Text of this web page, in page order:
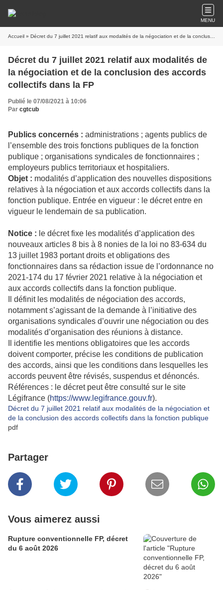
MENU
Accueil » Décret du 7 juillet 2021 relatif aux modalités de la négociation et de la conclusion des accords collectifs dans la FP
Décret du 7 juillet 2021 relatif aux modalités de
la négociation et de la conclusion des accords
collectifs dans la FP
Publié le 07/08/2021 à 10:06
Par cgtcub
Publics concernés : administrations ; agents publics de
l’ensemble des trois fonctions publiques de la fonction
publique ; organisations syndicales de fonctionnaires ;
employeurs publics territoriaux et hospitaliers.
Objet : modalités d’application des nouvelles dispositions
relatives à la négociation et aux accords collectifs dans la
fonction publique. Entrée en vigueur : le décret entre en
vigueur le lendemain de sa publication.
Notice : le décret fixe les modalités d’application des
nouveaux articles 8 bis à 8 nonies de la loi no 83-634 du
13 juillet 1983 portant droits et obligations des
fonctionnaires dans sa rédaction issue de l’ordonnance no
2021-174 du 17 février 2021 relative à la négociation et
aux accords collectifs dans la fonction publique.
Il définit les modalités de négociation des accords,
notamment s’agissant de la demande à l’initiative des
organisations syndicales d’ouvrir une négociation ou des
modalités d’organisation des réunions à distance.
Il identifie les mentions obligatoires que les accords
doivent comporter, précise les conditions de publication
des accords, ainsi que les conditions dans lesquelles les
accords peuvent être révisés, suspendus et dénoncés.
Références : le décret peut être consulté sur le site
Légifrance (https://www.legifrance.gouv.fr).
Décret du 7 juillet 2021 relatif aux modalités de la négociation et
de la conclusion des accords collectifs dans la fonction publique
pdf
Partager
Vous aimerez aussi
Rupture conventionnelle FP, décret
du 6 août 2026